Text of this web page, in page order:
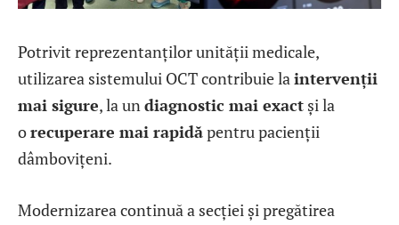
Potrivit reprezentanților unității medicale,
utilizarea sistemului OCT contribuie laintervenții
mai sigure, la undiagnostic mai exact și la
orecuperare mai rapidăpentru pacienții
dâmbovițeni.
Modernizarea continuă a secției și pregătirea